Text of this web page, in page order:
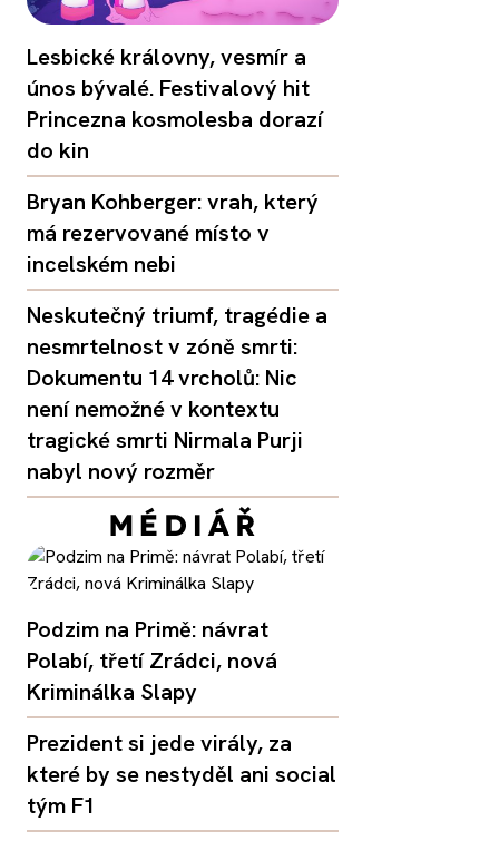
Lesbické královny, vesmír a
únos bývalé. Festivalový hit
Princezna kosmolesba dorazí
do kin
Bryan Kohberger: vrah, který
má rezervované místo v
incelském nebi
Neskutečný triumf, tragédie a
nesmrtelnost v zóně smrti:
Dokumentu 14 vrcholů: Nic
není nemožné v kontextu
tragické smrti Nirmala Purji
nabyl nový rozměr
Podzim na Primě: návrat
Polabí, třetí Zrádci, nová
Kriminálka Slapy
Prezident si jede virály, za
které by se nestyděl ani social
tým F1